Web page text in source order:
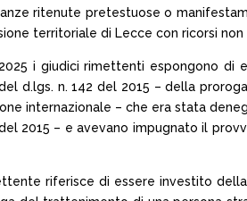
ritenute pretestuose o
territoriale di Lecce con ricorsi non
i giudici rimettenti espongono di
d.lgs. n. 142 del 2015 – della
internazionale – che era stata
2015 – e avevano impugnato il
riferisce di essere investito